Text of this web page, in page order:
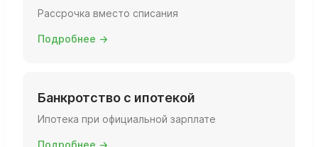
Рассрочка вместо списания
Подробнее →
Банкротство с ипотекой
Ипотека при официальной зарплате
Подробнее →